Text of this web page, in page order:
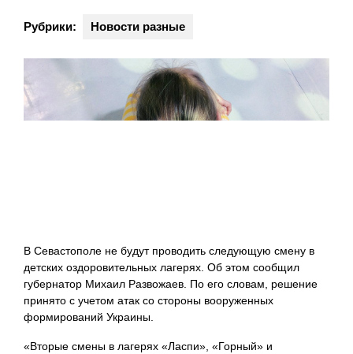
Рубрики: Новости разные
В Севастополе не будут проводить следующую смену в
детских оздоровительных лагерях. Об этом сообщил
губернатор Михаил Развожаев. По его словам, решение
принято с учетом атак со стороны вооруженных
формирований Украины.
«Вторые смены в лагерях «Ласпи», «Горный» и